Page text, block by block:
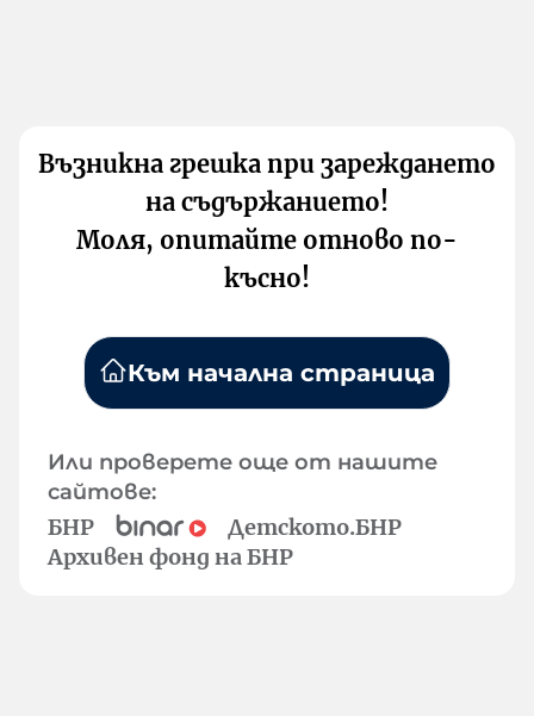
Възникна грешка при зареждането
на съдържанието!
Моля, опитайте отново по-
късно!
Към начална страница
Или проверете още от нашите
сайтове:
БНР
Детското.БНР
Архивен фонд на БНР